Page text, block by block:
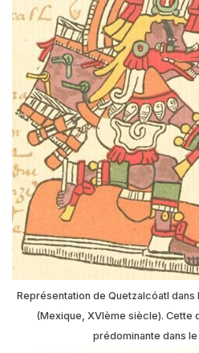
Représentation de Quetzalcóatl
(Mexique, XVIème siècle). Cette
prédominante dans